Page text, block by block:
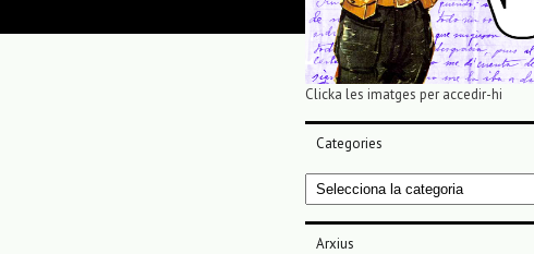
Clicka les imatges per accedir-hi
Categories
Categories
Arxius